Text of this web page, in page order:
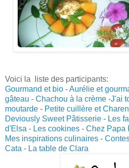
Voici la liste des participants:
Gourmand et bio -Aurélie et
gâteau - Chachou à la crème -J'ai
moutarde - Petite cuillère et
Deviously Sweet Pâtisserie - Les
d'Elsa - Les cookines - Chez Papa
Mes inspirations culinaires -
Cata - La table de Clara